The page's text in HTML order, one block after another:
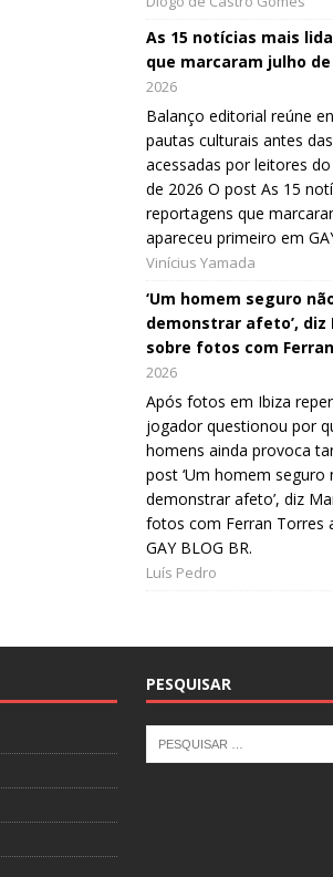
As 15 notícias mais
que marcaram julho de
2026
Balanço editorial reúne
pautas culturais antes
acessadas por leitores
de 2026 O post As 15
reportagens que
apareceu primeiro em
Vinícius Yamada
‘Um homem seguro
demonstrar afeto’, diz
sobre fotos com
2026
Após fotos em Ibiza
jogador questionou por
homens ainda provoca
post ‘Um homem
demonstrar afeto’, diz
fotos com Ferran Torres
GAY BLOG BR.
Luís Pedro
PESQUISAR